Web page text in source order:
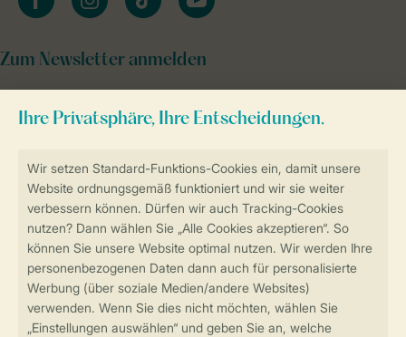
Sicher und schnell zur Online-Buchung
Sichere Datenübertragung
Sicheres Bezahlen
Zum Newsletter anmelden